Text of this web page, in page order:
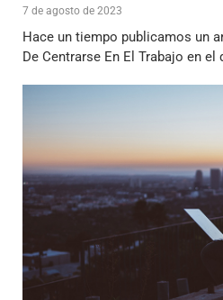
7 de agosto de 2023
Hace un tiempo publicamos un
De Centrarse En El Trabajo en